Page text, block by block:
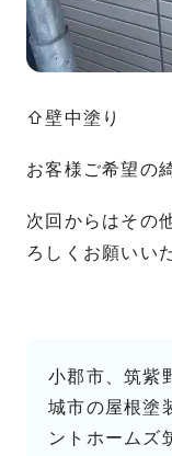
⇧壁中塗り
お客様ご希望の
次回からはその
ろしくお願いい
小郡市、筑紫
城市の屋根塗
ントホームズ